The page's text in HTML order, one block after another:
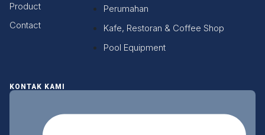
Product
Contact
Perumahan
Kafe, Restoran & Coffee Shop
Pool Equipment
KONTAK KAMI